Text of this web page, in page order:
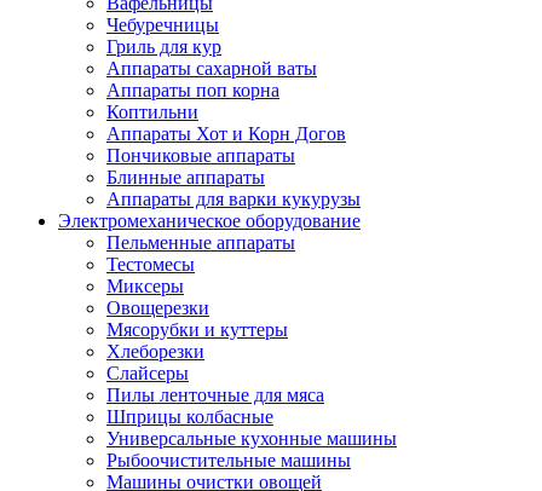
Чебуречницы
Гриль для кур
Аппараты сахарной ваты
Аппараты поп корна
Коптильни
Аппараты Хот и Корн Догов
Пончиковые аппараты
Блинные аппараты
Аппараты для варки кукурузы
Электромеханическое оборудование
Пельменные аппараты
Тестомесы
Миксеры
Овощерезки
Мясорубки и куттеры
Хлеборезки
Слайсеры
Пилы ленточные для мяса
Шприцы колбасные
Универсальные кухонные машины
Рыбоочистительные машины
Машины очистки овощей